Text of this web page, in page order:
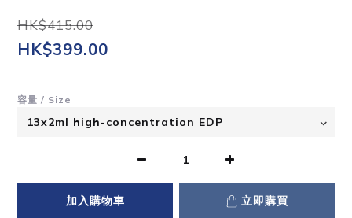
HK$415.00
HK$399.00
容量 / Size
加入購物車 立即購買